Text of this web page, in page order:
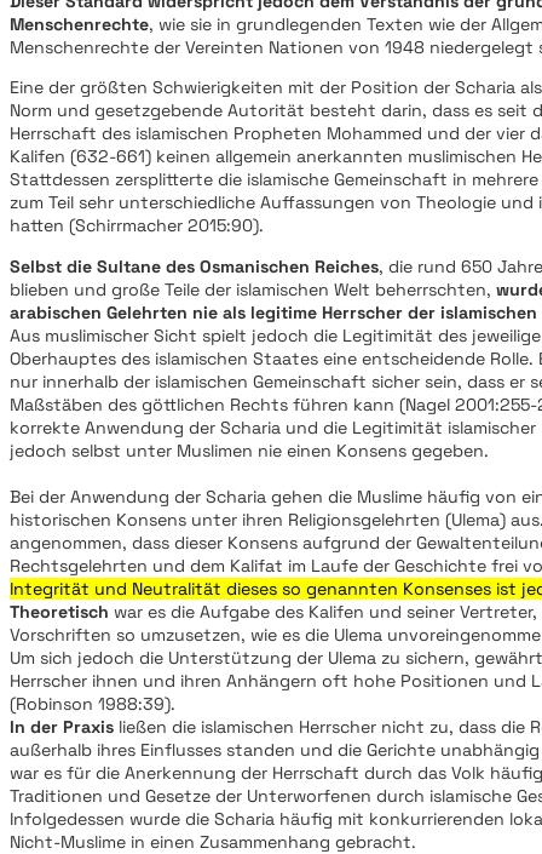
Menschenrechte, wie sie in grundlegenden Texten wie der
Menschenrechte der Vereinten Nationen von 1948 niedergelegt
Eine der größten Schwierigkeiten mit der Position der Scharia
Norm und gesetzgebende Autorität besteht darin, dass es seit
Herrschaft des islamischen Propheten Mohammed und der vier
Kalifen (632-661) keinen allgemein anerkannten muslimischen
Stattdessen zersplitterte die islamische Gemeinschaft in
zum Teil sehr unterschiedliche Auffassungen von Theologie und
hatten (Schirrmacher 2015:90).
Selbst die Sultane des Osmanischen Reiches, die rund 650
blieben und große Teile der islamischen Welt beherrschten,
arabischen Gelehrten nie als legitime Herrscher der
Aus muslimischer Sicht spielt jedoch die Legitimität des
Oberhauptes des islamischen Staates eine entscheidende Rolle.
nur innerhalb der islamischen Gemeinschaft sicher sein, dass er
Maßstäben des göttlichen Rechts führen kann (Nagel 2001:255-
korrekte Anwendung der Scharia und die Legitimität islamischer
jedoch selbst unter Muslimen nie einen Konsens gegeben.
Bei der Anwendung der Scharia gehen die Muslime häufig von
historischen Konsens unter ihren Religionsgelehrten (Ulema)
angenommen, dass dieser Konsens aufgrund der
Rechtsgelehrten und dem Kalifat im Laufe der Geschichte frei
Integrität und Neutralität dieses so genannten Konsenses ist
Theoretisch war es die Aufgabe des Kalifen und seiner
Vorschriften so umzusetzen, wie es die Ulema
Um sich jedoch die Unterstützung der Ulema zu sichern,
Herrscher ihnen und ihren Anhängern oft hohe Positionen und
(Robinson 1988:39).
In der Praxis ließen die islamischen Herrscher nicht zu, dass die
außerhalb ihres Einflusses standen und die Gerichte
war es für die Anerkennung der Herrschaft durch das Volk
Traditionen und Gesetze der Unterworfenen durch islamische
Infolgedessen wurde die Scharia häufig mit konkurrierenden
Nicht-Muslime in einen Zusammenhang gebracht.